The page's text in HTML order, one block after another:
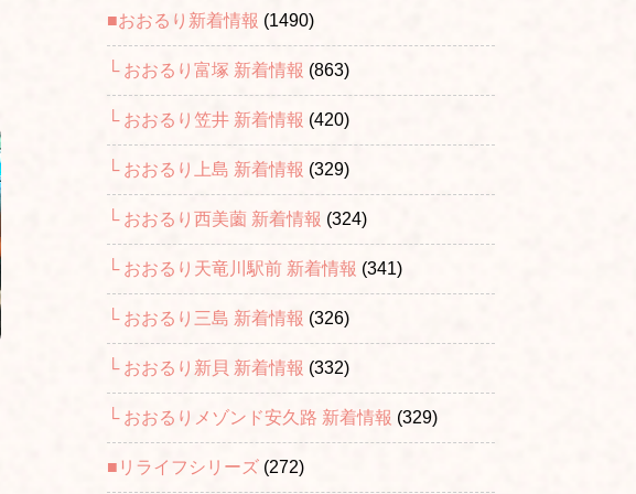
■おおるり新着情報 (1490)
└ おおるり富塚 新着情報 (863)
└ おおるり笠井 新着情報 (420)
└ おおるり上島 新着情報 (329)
└ おおるり西美薗 新着情報 (324)
└ おおるり天竜川駅前 新着情報 (341)
└ おおるり三島 新着情報 (326)
└ おおるり新貝 新着情報 (332)
└ おおるりメゾンド安久路 新着情報 (329)
■リライフシリーズ (272)